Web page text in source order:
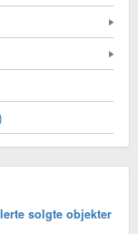
solgte objekter